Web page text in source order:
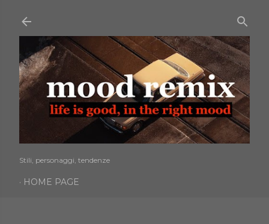
Stili, personaggi, tendenze
HOME PAGE